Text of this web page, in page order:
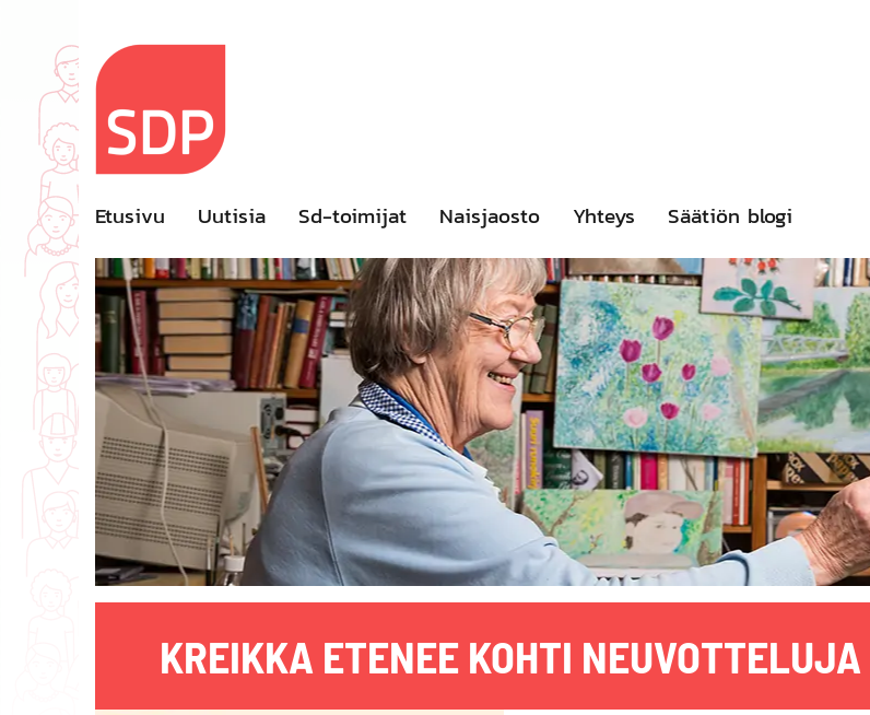
content
Etusivu Uutisia Sd-toimijat Naisjaosto Yhteys Säätiön blogi
KREIKKA ETENEE KOHTI NEUVOTTELUJA